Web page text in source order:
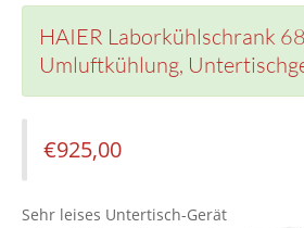
HAIER Laborkühlschrank
Umluftkühlung,
€925,00
Sehr leises Untertisch-Gerät